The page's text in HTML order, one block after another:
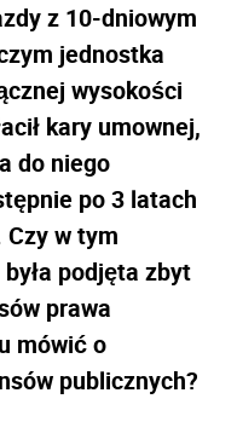
z 10-dniowym
jednostka
wysokości
kary umownej,
do niego
po 3 latach
Czy w tym
podjęta zbyt
prawa
mówić o
publicznych?